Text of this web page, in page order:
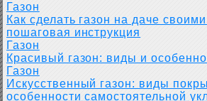
Газон
Как сделать газон на даче
пошаговая инструкция
Газон
Красивый газон: виды и
Газон
Искусственный газон: виды
особенности самостоятельной